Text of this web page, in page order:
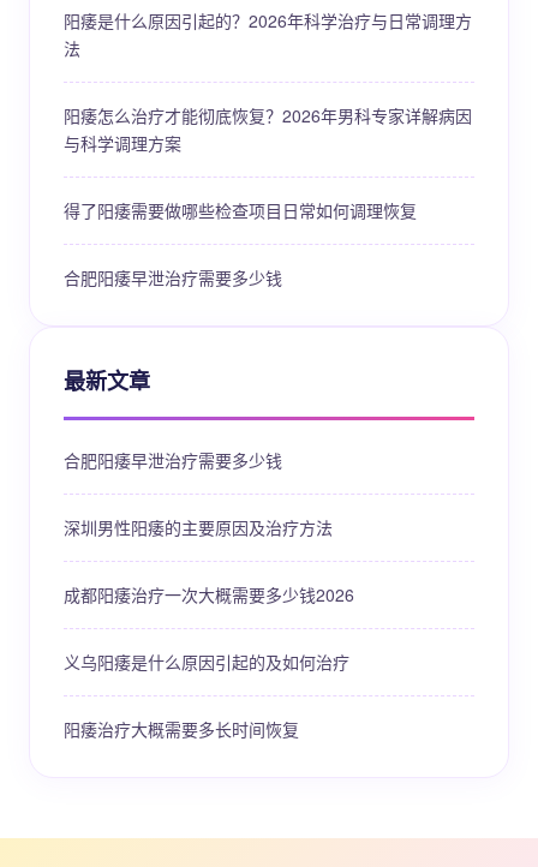
阳痿是什么原因引起的？2026年科学治疗与日常调理方
法
阳痿怎么治疗才能彻底恢复？2026年男科专家详解病因
与科学调理方案
得了阳痿需要做哪些检查项目日常如何调理恢复
合肥阳痿早泄治疗需要多少钱
最新文章
合肥阳痿早泄治疗需要多少钱
深圳男性阳痿的主要原因及治疗方法
成都阳痿治疗一次大概需要多少钱2026
义乌阳痿是什么原因引起的及如何治疗
阳痿治疗大概需要多长时间恢复